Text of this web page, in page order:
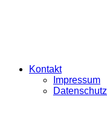
Kontakt
Impressum
Datenschutz